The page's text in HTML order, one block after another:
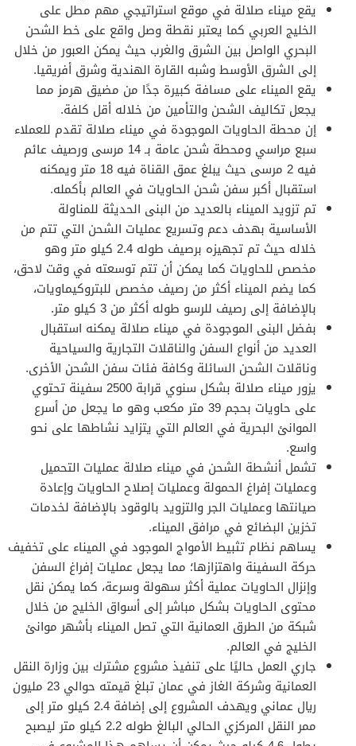
يقع ميناء صلالة في موقع استراتيجي مهم مطل على
الخليج العربي كما يعتبر نقطة وصل واقع على خط الشحن
البحري الواصل بين الشرق والغرب حيث يمكن العبور من خلال
إلى الشرق الأوسط وشبه القارة الهندية وشرق أفريقيا.
يقع الميناء على مسافة كبيرة جدًا من مضيق هرمز مما
يجعل تكاليف الشحن والتأمين من خلاله أقل كلفة.
إن محطة الحاويات الموجودة في ميناء صلالة تقدم للعملاء
سبع مراسي ومحطة شحن عامة بـ 14 مرسى ورصيف عائم
فيه 2 مرسى حيث يبلغ عمق القناة فيه 18 متر ويمكنه
استقبال أكبر سفن شحن الحاويات في العالم بأكمله.
تم تزويد الميناء بالعديد من البنى الحديثة للمناولة
الأساسية بهدف دعم وتسريع عمليات الشحن التي تتم من
خلاله حيث تم تجهيزه برصيف طوله 2.4 كيلو متر وهو
مخصص للحاويات كما يمكن أن تتم توسعته في وقت لاحق،
كما يضم الميناء أكثر من رصيف مخصص للبتروكيماويات،
بالإضافة إلى رصيف للرسو طوله أكثر من 3 كيلو متر.
بفضل البنى الموجودة في ميناء صلالة يمكنه استقبال
العديد من أنواع السفن والناقلات التجارية والسياحية
وناقلات الشحن السائلة وكافة فئات سفن الشحن الأخرى.
يزور ميناء صلالة بشكل سنوي قرابة 2500 سفينة تحتوي
على حاويات بحجم 39 متر مكعب وهو ما يجعل من أسرع
الموانئ البحرية في العالم التي يتزايد نشاطها على نحو
واسع.
تشمل أنشطة الشحن في ميناء صلالة عمليات التحميل
وعمليات إفراغ الحمولة وعمليات إصلاح الحاويات وإعادة
صيانتها وعمليات الجر والتزويد بالوقود بالإضافة لخدمات
تخزين البضائع في مرافق الميناء.
يساهم نظام تثبيط الأمواج الموجود في الميناء على تخفيف
حركة السفينة واهتزازها؛ مما يجعل عمليات إفراغ السفن
وإنزال الحاويات عملية أكثر سهولة وسرعة، كما يمكن نقل
محتوى الحاويات بشكل مباشر إلى أسواق الخليج من خلال
شبكة من الطرق العمانية التي تصل الميناء بأشهر موانئ
الخليج في العالم.
جاري العمل حاليًا على تنفيذ مشروع مشترك بين وزارة النقل
العمانية وشركة الغاز في عمان تبلغ قيمته حوالي 23 مليون
ريال عماني ويهدف المشروع إلى إضافة 2.4 كيلو متر إلى
ممر النقل المركزي الحالي البالغ طوله 2.2 كيلو متر ليصبح